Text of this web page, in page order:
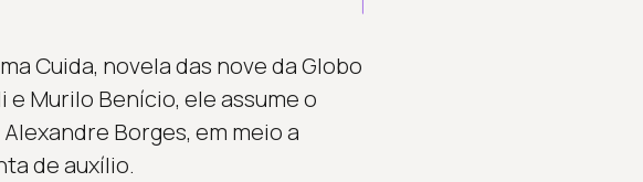
Cuida, novela das nove da Globo
Murilo Benício, ele assume o
Borges, em meio a
de auxílio.